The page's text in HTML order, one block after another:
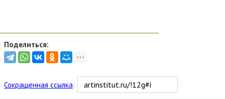
Поделиться:
Сокращенная ссылка: